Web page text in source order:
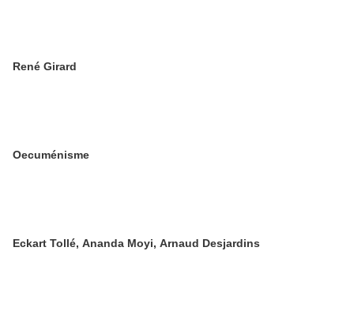
René Girard
Oecuménisme
Eckart Tollé, Ananda Moyi, Arnaud Desjardins